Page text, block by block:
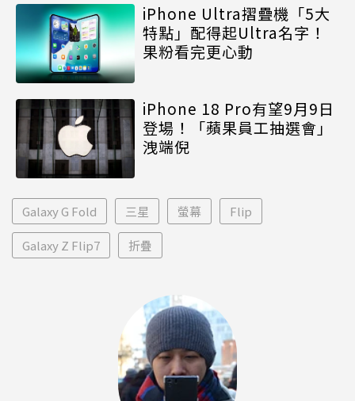
iPhone Ultra摺疊機「5大
特點」配得起Ultra名字！
果粉看完更心動
iPhone 18 Pro有望9月9日
登場！「蘋果員工抽選會」
洩端倪
Galaxy G Fold 三星 螢幕 Flip
Galaxy Z Flip7 折疊